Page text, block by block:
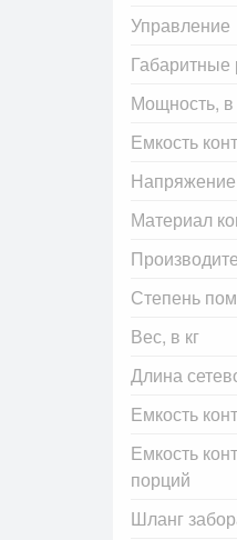
Управление
Мощность, в
Емкость
Напряжение
Материал
Степень
Вес, в кг
Длина
Емкость
Емкость
порций
Шланг